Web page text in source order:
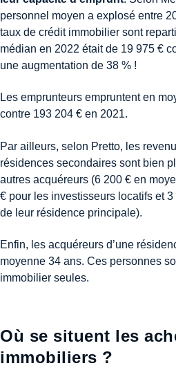
personnel moyen a explosé entre
taux de crédit immobilier sont
médian en 2022 était de 19 975 €
une augmentation de 38 % !
Les emprunteurs empruntent en
contre 193 204 € en 2021.
Par ailleurs, selon Pretto, les
résidences secondaires sont bien
autres acquéreurs (6 200 € en
€ pour les investisseurs locatifs et
de leur résidence principale).
Enfin, les acquéreurs d’une
moyenne 34 ans. Ces personnes
immobilier seules.
Où se situent les
immobiliers ?